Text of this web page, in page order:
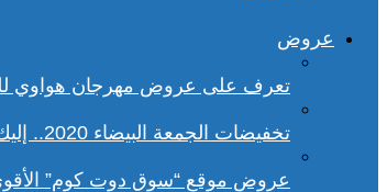
عروض
تعرف على عروض مهرجان هواوي
تخفيضات الجمعة البيضاء 2020.. إليك أفضل العروض على هواتف سامسونج
عروض موقع “سوق دوت كوم” الأقوى تعود مجدداً..